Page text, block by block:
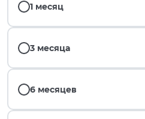
1 месяц
3 месяца
6 месяцев